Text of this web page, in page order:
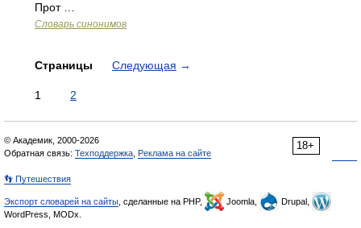
Прот …
Словарь синонимов
Страницы Следующая →
1 2
18+
© Академик, 2000-2026
Обратная связь: Техподдержка Реклама на сайте
👣 Путешествия
Экспорт словарей на сайты , сделанные на PHP, Joomla,
Drupal,
WordPress, MODx.